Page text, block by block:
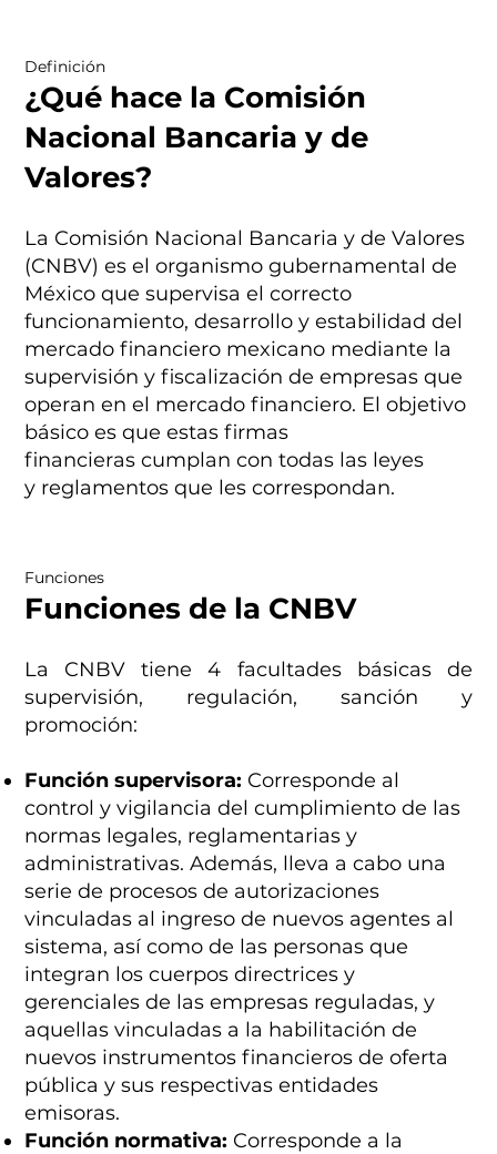
Funciones
Funciones de la CNBV
La CNBV tiene 4 facultades básicas de
supervisión, regulación, sanción y
promoción:
Función supervisora: Corresponde al
control y vigilancia del cumplimiento de las
normas legales, reglamentarias y
administrativas. Además, lleva a cabo una
serie de procesos de autorizaciones
vinculadas al ingreso de nuevos agentes al
sistema, así como de las personas que
integran los cuerpos directrices y
gerenciales de las empresas reguladas, y
aquellas vinculadas a la habilitación de
nuevos instrumentos financieros de oferta
pública y sus respectivas entidades
emisoras.
Función normativa: Corresponde a la
Definición
¿Qué hace la Comisión
Nacional Bancaria y de
Valores?
La Comisión Nacional Bancaria y de Valores
(CNBV) es el organismo gubernamental de
México que supervisa el correcto
funcionamiento, desarrollo y estabilidad del
mercado financiero mexicano mediante la
supervisión y fiscalización de empresas que
operan en el mercado financiero. El objetivo
básico es que estas firmas
financieras cumplan con todas las leyes
y reglamentos que les correspondan.